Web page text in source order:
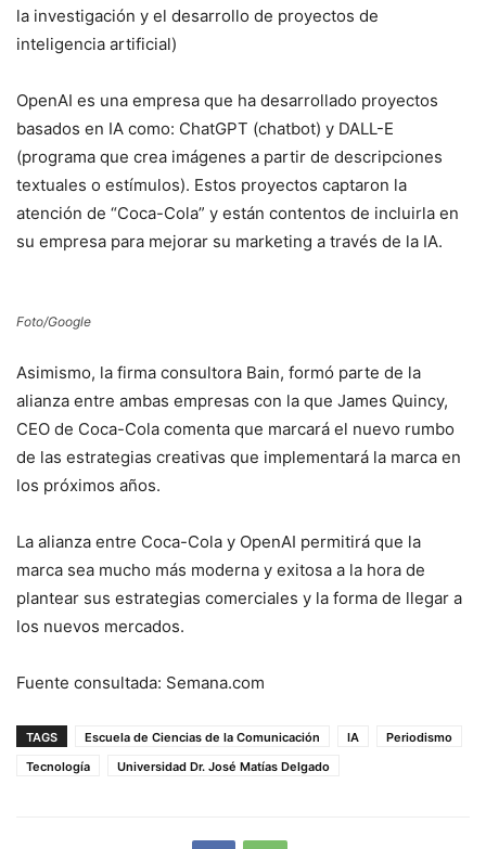
la investigación y el desarrollo de proyectos de
inteligencia artificial)
OpenAI es una empresa que ha desarrollado proyectos
basados en IA como: ChatGPT (chatbot) y DALL-E
(programa que crea imágenes a partir de descripciones
textuales o estímulos). Estos proyectos captaron la
atención de “Coca-Cola” y están contentos de incluirla en
su empresa para mejorar su marketing a través de la IA.
Foto/Google
Asimismo, la firma consultora Bain, formó parte de la
alianza entre ambas empresas con la que James Quincy,
CEO de Coca-Cola comenta que marcará el nuevo rumbo
de las estrategias creativas que implementará la marca en
los próximos años.
La alianza entre Coca-Cola y OpenAI permitirá que la
marca sea mucho más moderna y exitosa a la hora de
plantear sus estrategias comerciales y la forma de llegar a
los nuevos mercados.
Fuente consultada: Semana.com
TAGS Escuela de Ciencias de la Comunicación IA
Periodismo
Tecnología
Universidad Dr. José Matías Delgado